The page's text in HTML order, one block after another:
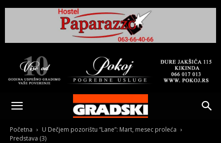
Gradski
Online
Početna
U Dečjem pozorištu “Lane”: Mart, mesec proleća
Predstava (3)